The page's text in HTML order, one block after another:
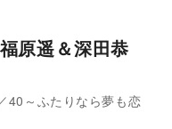
原遥＆深田恭
40～ふたりなら夢も恋